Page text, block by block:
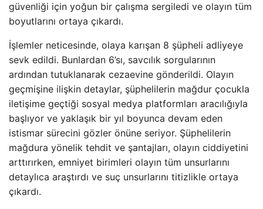
güvenliği için yoğun bir çalışma sergiledi ve olayın tüm
boyutlarını ortaya çıkardı.
İşlemler neticesinde, olaya karışan 8 şüpheli adliyeye
sevk edildi. Bunlardan 6’sı, savcılık sorgularının
ardından tutuklanarak cezaevine gönderildi. Olayın
geçmişine ilişkin detaylar, şüphelilerin mağdur çocukla
iletişime geçtiği sosyal medya platformları aracılığıyla
başlıyor ve yaklaşık bir yıl boyunca devam eden
istismar sürecini gözler önüne seriyor. Şüphelilerin
mağdura yönelik tehdit ve şantajları, olayın ciddiyetini
arttırırken, emniyet birimleri olayın tüm unsurlarını
detaylıca araştırdı ve suç unsurlarını titizlikle ortaya
çıkardı.